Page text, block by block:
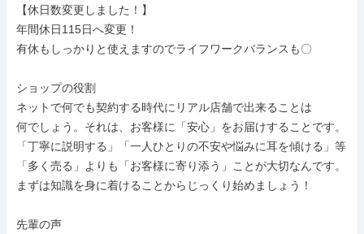
【休日数変更しました！】
年間休日115日へ変更！
有休もしっかりと使えますのでライフワークバランスも〇
ショップの役割
ネットで何でも契約する時代にリアル店舗で出来ることは
何でしょう。それは、お客様に「安心」をお届けすることです。
「丁寧に説明する」「一人ひとりの不安や悩みに耳を傾ける」等
「多く売る」よりも「お客様に寄り添う」ことが大切なんです。
まずは知識を身に着けることからじっくり始めましょう！
先輩の声